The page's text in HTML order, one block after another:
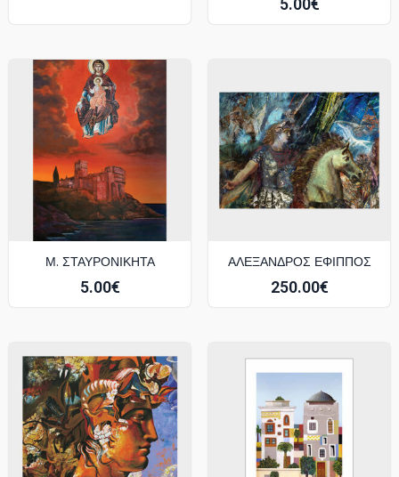
5.00€
Μ. ΣΤΑΥΡΟΝΙΚΉΤΑ
5.00€
ΑΛΕΞΑΝΔΡΟΣ ΕΦΙΠΠΟΣ
250.00€